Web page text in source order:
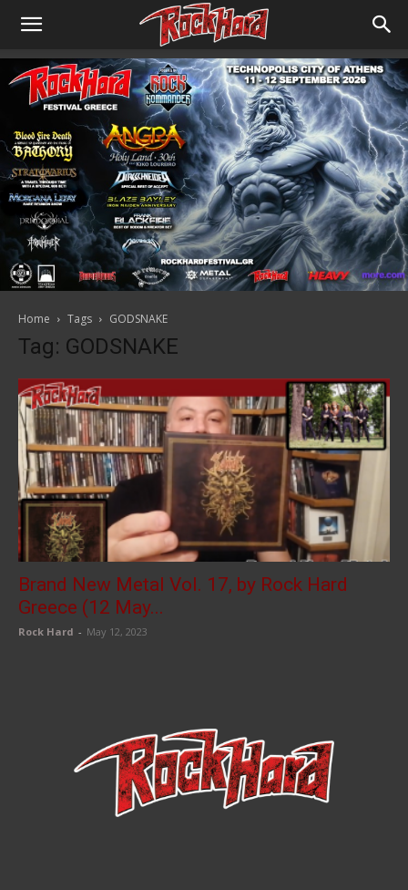
Home Tags GODSNAKE
Tag: GODSNAKE
Brand New Metal Vol. 17, by Rock Hard
Greece (12 May...
Rock Hard - May 12, 2023